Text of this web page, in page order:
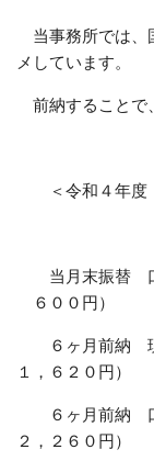
当事務所では、
メしています。
前納することで
＜令和４年度
当月末振替
６００円）
６ヶ月前納
１，６２０円）
６ヶ月前納
２，２６０円）